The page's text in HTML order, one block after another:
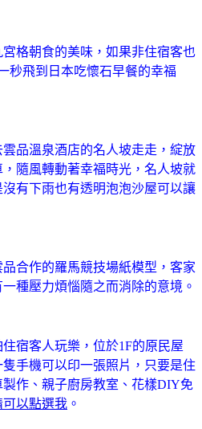
格朝食的美味，如果非住宿客也
秒飛到日本吃懷石早餐的幸福
品溫泉酒店的名人坡走走，綻放
隨風轉動著幸福時光，名人坡就
有下雨也有透明泡泡沙屋可以讓
合作的羅馬競技場紙模型，客家
種壓力煩惱隨之而消除的意境。
宿客人玩樂，位於1F的原民屋
手機可以印一張照片，只要是住
作、親子廚房教室、花樣DIY免
可以點選我 。